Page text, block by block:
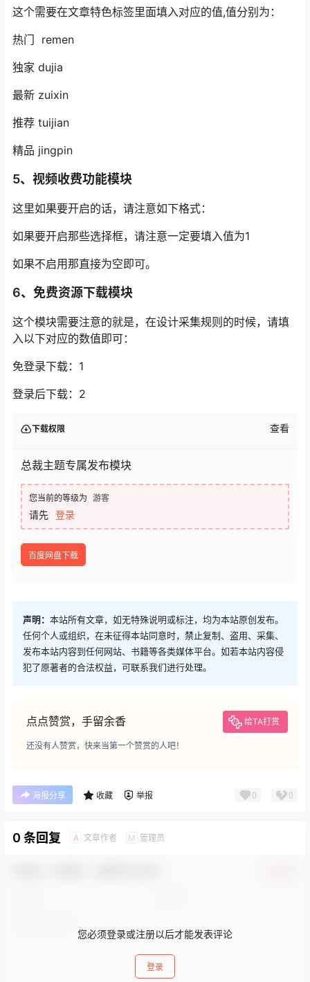
这个需要在文章特色标签里面填入对应的值,值分别为：
热门 remen
独家 dujia
最新 zuixin
推荐 tuijian
精品 jingpin
5、视频收费功能模块
这里如果要开启的话，请注意如下格式：
如果要开启那些选择框，请注意一定要填入值为1
如果不启用那直接为空即可。
6、免费资源下载模块
这个模块需要注意的就是，在设计采集规则的时候，请填
入以下对应的数值即可：
免登录下载：1
登录后下载：2
下载权限 查看
总裁主题专属发布模块
您当前的等级为 游客
请先 登录
百度网盘下载
声明： 本站所有文章，如无特殊说明或标注，均为本站原创发布。
任何个人或组织，在未征得本站同意时，禁止复制、盗用、采集、
发布本站内容到任何网站、书籍等各类媒体平台。如若本站内容侵
犯了原著者的合法权益，可联系我们进行处理。
点点赞赏，手留余香 给TA打赏
还没有人赞赏，快来当第一个赞赏的人吧！
海报分享 收藏 举报 0 0
0 条回复 A 文章作者 M 管理员
您必须登录或注册以后才能发表评论
登录